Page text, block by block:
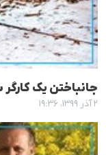
جانباختن یک
۲ آذر ۱۳۹۹، ۱۹:۳۶